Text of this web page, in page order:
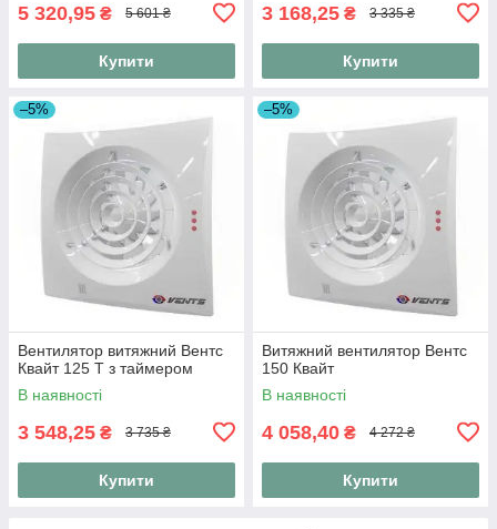
5 320,95 ₴ 5 601 ₴
Купити
3 168,25 ₴ 3 335 ₴
Купити
–5%
Вентилятор витяжний Вентс
Квайт 125 Т з таймером
В наявності
3 548,25 ₴ 3 735 ₴
Купити
–5%
Витяжний вентилятор Вентс
150 Квайт
В наявності
4 058,40 ₴ 4 272 ₴
Купити